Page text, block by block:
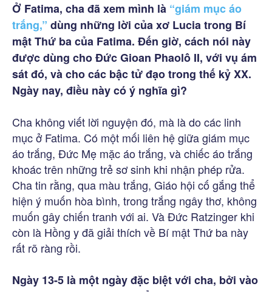
Ở Fatima, cha đã xem mình là “giám mục áo
trắng,” dùng những lời của xơ Lucia trong Bí
mật Thứ ba của Fatima. Đến giờ, cách nói này
được dùng cho Đức Gioan Phaolô II, với vụ ám
sát đó, và cho các bậc tử đạo trong thế kỷ XX.
Ngày nay, điều này có ý nghĩa gì?
Cha không viết lời nguyện đó, mà là do các linh
mục ở Fatima. Có một mối liên hệ giữa giám mục
áo trắng, Đức Mẹ mặc áo trắng, và chiếc áo trắng
khoác trên những trẻ sơ sinh khi nhận phép rửa.
Cha tin rằng, qua màu trắng, Giáo hội cố gắng thể
hiện ý muốn hòa bình, trong trắng ngây thơ, không
muốn gây chiến tranh với ai. Và Đức Ratzinger khi
còn là Hồng y đã giải thích về Bí mật Thứ ba này
rất rõ ràng rồi.
Ngày 13-5 là một ngày đặc biệt với cha, bởi vào